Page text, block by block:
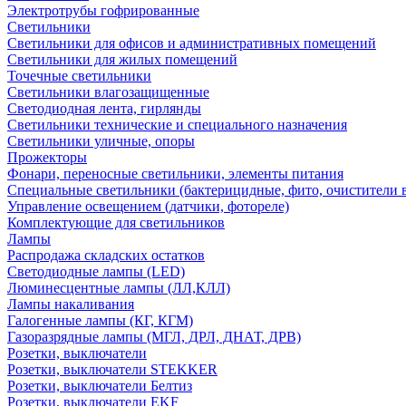
Электротрубы гофрированные
Светильники
Светильники для офисов и административных помещений
Светильники для жилых помещений
Точечные светильники
Светильники влагозащищенные
Светодиодная лента, гирлянды
Светильники технические и специального назначения
Светильники уличные, опоры
Прожекторы
Фонари, переносные светильники, элементы питания
Специальные светильники (бактерицидные, фито, очистители
Управление освещением (датчики, фотореле)
Комплектующие для светильников
Лампы
Распродажа складских остатков
Светодиодные лампы (LED)
Люминесцентные лампы (ЛЛ,КЛЛ)
Лампы накаливания
Галогенные лампы (КГ, КГМ)
Газоразрядные лампы (МГЛ, ДРЛ, ДНАТ, ДРВ)
Розетки, выключатели
Розетки, выключатели STEKKER
Розетки, выключатели Белтиз
Розетки, выключатели EKF